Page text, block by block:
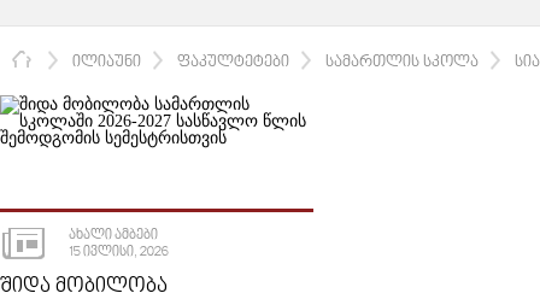
ᲛᲗᲐᲕᲐᲠᲘ
ᲘᲚᲘᲐᲣᲜᲘ ᲤᲐᲙᲣᲚᲢᲔᲢᲔᲑᲘ ᲡᲐᲛᲐᲠᲗᲚᲘᲡ ᲡᲙᲝᲚᲐ
ᲐᲮᲐᲚᲘ ᲐᲛᲑᲔᲑᲘ
15 ᲘᲕᲚᲘᲡᲘ, 2026
ᲨᲘᲓᲐ ᲛᲝᲑᲘᲚᲝᲑᲐ